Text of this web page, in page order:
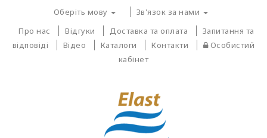
Оберіть мову
Зв'язок за нами
Про нас
Відгуки Доставка та оплата
Запитання та
відповіді
Відео Каталоги Контакти
Особистий
кабінет